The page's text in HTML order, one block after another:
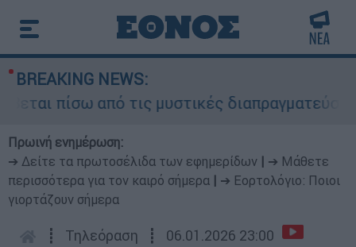
BREAKING NEWS:
πίσω από τις μυστικές διαπραγματεύσεις
Πρωινή ενημέρωση:
➔ Δείτε τα πρωτοσέλιδα των εφημερίδων
➔ Μάθετε
περισσότερα για τον καιρό σήμερα
➔ Εορτολόγιο: Ποιοι
γιορτάζουν σήμερα
┋ Τηλεόραση ┋ 06.01.2026 23:00